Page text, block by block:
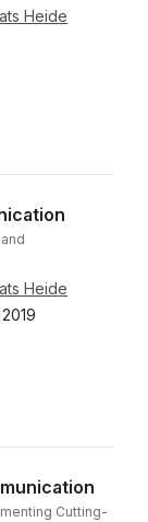
Heide
Heide
2019
Cutting-